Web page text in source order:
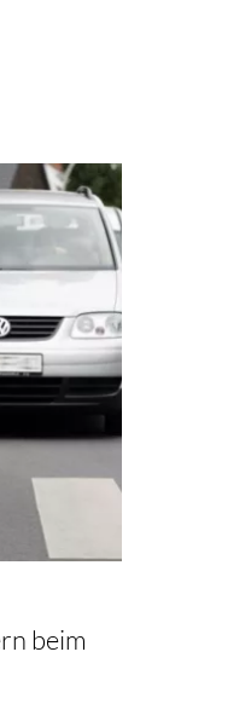
beim